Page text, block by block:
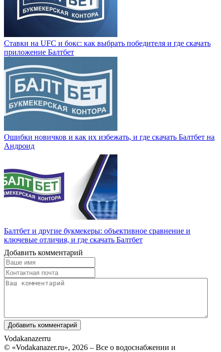
Ставки на UFC и бокс: как выбрать победителя и где скачать
приложение Балтбет
Ошибки новичков и как их избежать, и где скачать Балтбет на
Андроид
Балтбет и другие букмекеры: объективное сравнение и
ключевые отличия, и где скачать Балтбет
Добавить комментарий
Vodakanazerru
© «Vodakanazer.ru», 2026 – Все о водоснабжении и